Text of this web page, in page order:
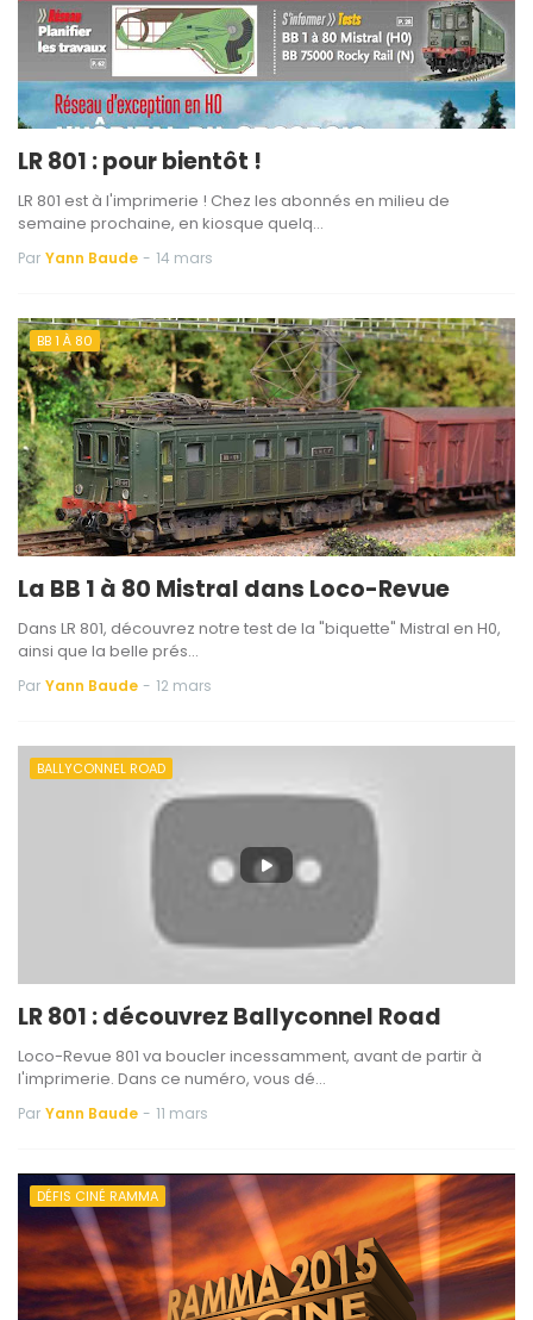
LR 801 : pour bientôt !
LR 801 est à l'imprimerie ! Chez les abonnés en milieu de
semaine prochaine, en kiosque quelq…
Par Yann Baude - 14 mars
BB 1 À 80
La BB 1 à 80 Mistral dans Loco-Revue
Dans LR 801, découvrez notre test de la "biquette" Mistral en H0,
ainsi que la belle prés…
Par Yann Baude - 12 mars
BALLYCONNEL ROAD
LR 801 : découvrez Ballyconnel Road
Loco-Revue 801 va boucler incessamment, avant de partir à
l'imprimerie. Dans ce numéro, vous dé…
Par Yann Baude - 11 mars
DÉFIS CINÉ RAMMA